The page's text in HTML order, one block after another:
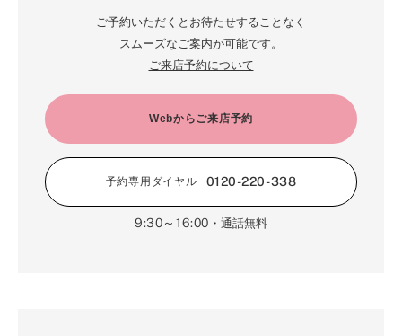
ご予約いただくとお待たせすることなく
スムーズなご案内が可能です。
ご来店予約について
Webからご来店予約
予約専用ダイヤル 0120-220-338
9:30～16:00 ・通話無料